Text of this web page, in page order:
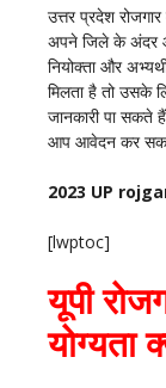
उत्तर प्रदेश
अपने जिले के अंदर
नियोक्ता और
मिलता है तो उसके
जानकारी पा सकते
आप आवेदन कर
2023 UP
[lwptoc]
यूपी
योग्यता